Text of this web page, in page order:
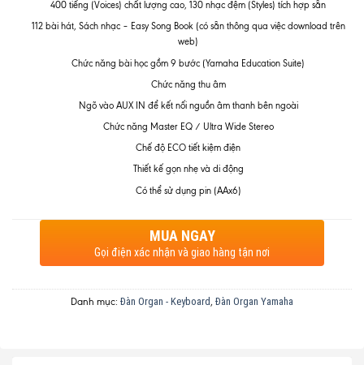
400 tiếng (Voices) chất lượng cao, 130 nhạc đệm (Styles) tích hợp sẵn
112 bài hát, Sách nhạc – Easy Song Book (có sẵn thông qua việc download trên
web)
Chức năng bài học gồm 9 bước (Yamaha Education Suite)
Chức năng thu âm
Ngõ vào AUX IN để kết nối nguồn âm thanh bên ngoài
Chức năng Master EQ / Ultra Wide Stereo
Chế độ ECO tiết kiệm điện
Thiết kế gọn nhẹ và di động
Có thể sử dụng pin (AAx6)
MUA NGAY
Gọi điện xác nhận và giao hàng tận nơi
Danh mục: Đàn Organ - Keyboard , Đàn Organ Yamaha